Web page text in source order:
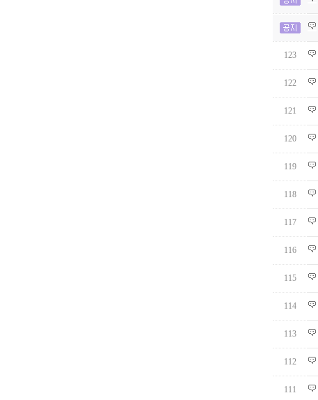
123
122
121
120
119
118
117
116
115
114
113
112
111